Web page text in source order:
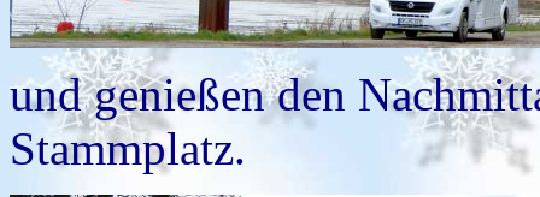
und genießen den
Stammplatz.